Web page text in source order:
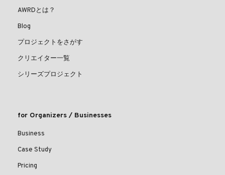
AWRDとは？
Blog
プロジェクトをさがす
クリエイター一覧
シリーズプロジェクト
for Organizers / Businesses
Business
Case Study
Pricing